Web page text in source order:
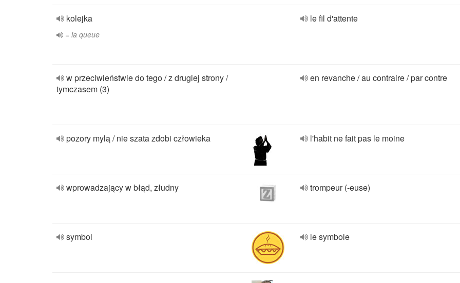
kolejka
= la queue
le fil d'attente
w przeciwieństwie do tego / z drugiej strony /
tymczasem (3)
en revanche / au contraire / par contre
pozory mylą / nie szata zdobi człowieka l'habit ne fait pas le moine
wprowadzający w błąd, złudny trompeur (-euse)
symbol le symbole